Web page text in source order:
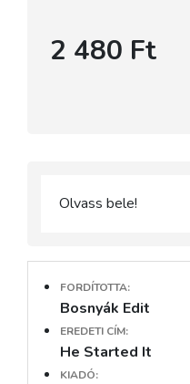
2 480 Ft
Olvass bele!
FORDÍTOTTA:
Bosnyák Edit
EREDETI CÍM:
He Started It
KIADÓ: